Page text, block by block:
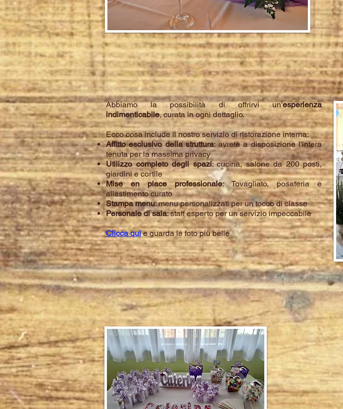
Abbiamo la possibilità di offrirvi un'esperienza
indimenticabile, curata in ogni dettaglio.
Ecco cosa include il nostro servizio di ristorazione interna:
Affitto esclusivo della struttura: avrete a disposizione l'intera
tenuta per la massima privacy
Utilizzo completo degli spazi: cucina, salone da 200 posti,
giardini e cortile
Mise en place professionale: Tovagliato, posateria e
allestimento curato
Stampa menu: menu personalizzati per un tocco di classe
Personale di sala: staff esperto per un servizio impeccabile
Clicca quie guarda le foto più belle